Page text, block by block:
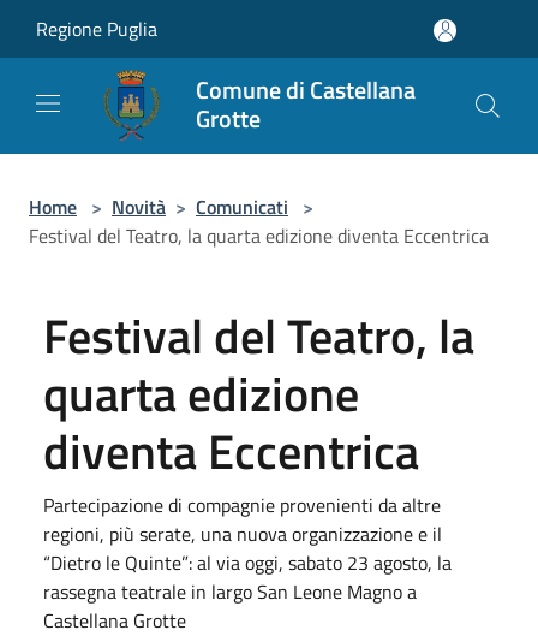
Regione Puglia
Comune di Castellana
Grotte
Home > Novità > Comunicati >
Festival del Teatro, la quarta edizione diventa Eccentrica
Festival del Teatro, la
quarta edizione
diventa Eccentrica
Partecipazione di compagnie provenienti da altre
regioni, più serate, una nuova organizzazione e il
“Dietro le Quinte”: al via oggi, sabato 23 agosto, la
rassegna teatrale in largo San Leone Magno a
Castellana Grotte